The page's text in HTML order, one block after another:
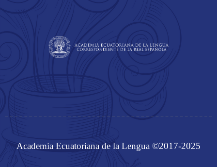
Academia Ecuatoriana de la Lengua ©2017-2025